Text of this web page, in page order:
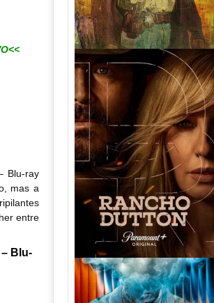
Blu-ray
mas a
entre
Blu-
Rancho Dutton 1ª
Temporada Torrent (2026)
WEB-DL 1080p Dual Áudio